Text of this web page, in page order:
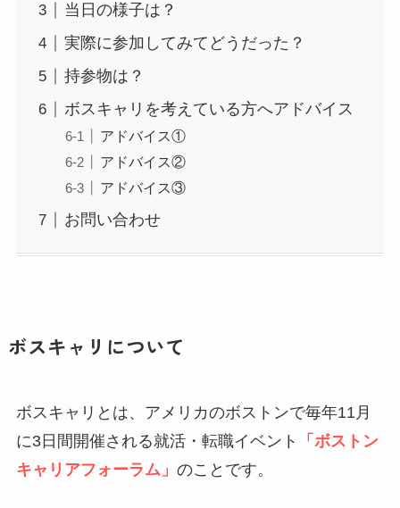
当日の様子は？
実際に参加してみてどうだった？
持参物は？
ボスキャリを考えている方へアドバイス
アドバイス①
アドバイス②
アドバイス③
お問い合わせ
ボスキャリについて
ボスキャリとは、アメリカのボストンで毎年11月
に3日間開催される就活・転職イベント
「ボストン
キャリアフォーラム」 のことです。